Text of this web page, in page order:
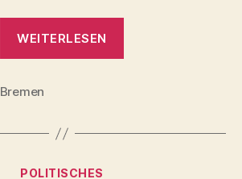
WEITERLESEN
2023“
Bremen
Kategorien
POLITISCHES